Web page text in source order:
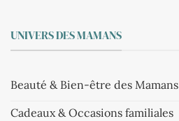
UNIVERS DES MAMANS
Beauté & Bien-être des Mamans
Cadeaux & Occasions familiales